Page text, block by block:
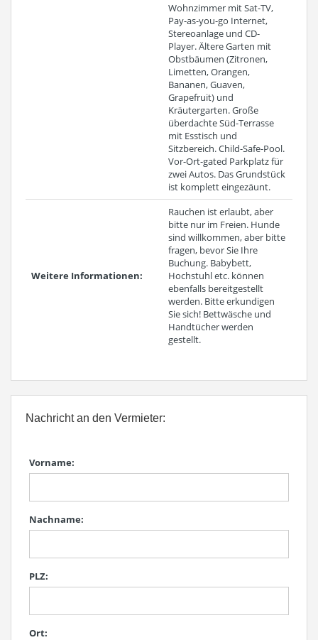
Wohnzimmer mit Sat-TV,
Pay-as-you-go Internet,
Stereoanlage und CD-
Player. Ältere Garten mit
Obstbäumen (Zitronen,
Limetten, Orangen,
Bananen, Guaven,
Grapefruit) und
Kräutergarten. Große
überdachte Süd-Terrasse
mit Esstisch und
Sitzbereich. Child-Safe-Pool.
Vor-Ort-gated Parkplatz für
zwei Autos. Das Grundstück
ist komplett eingezäunt.
Weitere Informationen:
Rauchen ist erlaubt, aber
bitte nur im Freien. Hunde
sind willkommen, aber bitte
fragen, bevor Sie Ihre
Buchung. Babybett,
Hochstuhl etc. können
ebenfalls bereitgestellt
werden. Bitte erkundigen
Sie sich! Bettwäsche und
Handtücher werden
gestellt.
Nachricht an den Vermieter:
Vorname:
Nachname:
PLZ:
Ort: